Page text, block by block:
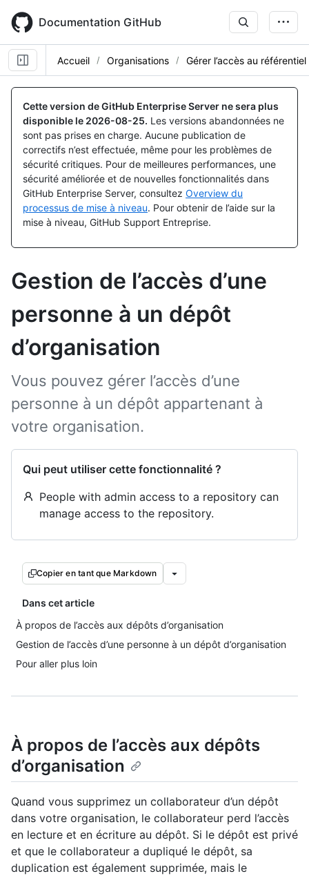
main
content
Documentation GitHub
Accueil Organisations Gérer l’accès au référentiel
Cette version de GitHub Enterprise Server ne sera plus
disponible le 2026-08-25. Les versions abandonnées ne
sont pas prises en charge. Aucune publication de
correctifs n’est effectuée, même pour les problèmes de
sécurité critiques. Pour de meilleures performances, une
sécurité améliorée et de nouvelles fonctionnalités dans
GitHub Enterprise Server, consultez Overview du
processus de mise à niveau. Pour obtenir de l’aide sur la
mise à niveau, GitHub Support Entreprise.
Gestion de l’accès d’une
personne à un dépôt
d’organisation
Vous pouvez gérer l’accès d’une
personne à un dépôt appartenant à
votre organisation.
Qui peut utiliser cette fonctionnalité ?
People with admin access to a repository can
manage access to the repository.
Copier en tant que Markdown
Dans cet article
À propos de l’accès aux dépôts d’organisation
Gestion de l’accès d’une personne à un dépôt d’organisation
Pour aller plus loin
À propos de l’accès aux dépôts
d’organisation
Quand vous supprimez un collaborateur d’un dépôt
dans votre organisation, le collaborateur perd l’accès
en lecture et en écriture au dépôt. Si le dépôt est privé
et que le collaborateur a dupliqué le dépôt, sa
duplication est également supprimée, mais le